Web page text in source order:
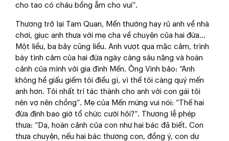
cho tao có cháu bồng ẵm cho vui”.
Thương trở lại Tam Quan, Mến thường hay rủ anh về nhà
chơi, giục anh thưa với mẹ cha về chuyện của hai đứa…
Một liều, ba bảy cũng liều. Anh vượt qua mặc cảm, trình
bày tình cảm của hai đứa ngày càng sâu nặng và hoàn
cảnh của mình với gia đình Mến. Ông Vinh bảo: “Anh
không hề giấu giếm tôi điều gì, vì thế tôi càng quý mến
anh hơn. Tôi nhất trí tác thành cho anh với con gái tôi
nên vợ nên chồng”. Mẹ của Mến mừng vui nói: “Thế hai
đứa định bao giờ tổ chức cưới hỏi?”. Thương lễ phép
thưa: “Dạ, hoàn cảnh của con như hai bác đã biết. Con
thưa chuyện, nếu hai bác thương con, đồng ý, con dự